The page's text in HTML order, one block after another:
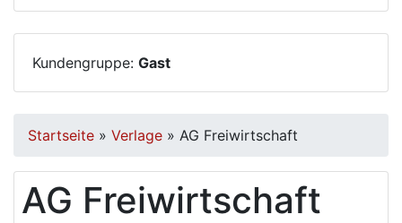
Kundengruppe: Gast
Startseite » Verlage » AG Freiwirtschaft
AG Freiwirtschaft